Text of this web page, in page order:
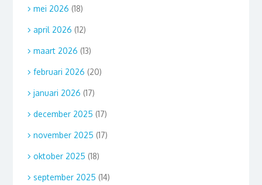
mei 2026 (18)
april 2026 (12)
maart 2026 (13)
februari 2026 (20)
januari 2026 (17)
december 2025 (17)
november 2025 (17)
oktober 2025 (18)
september 2025 (14)